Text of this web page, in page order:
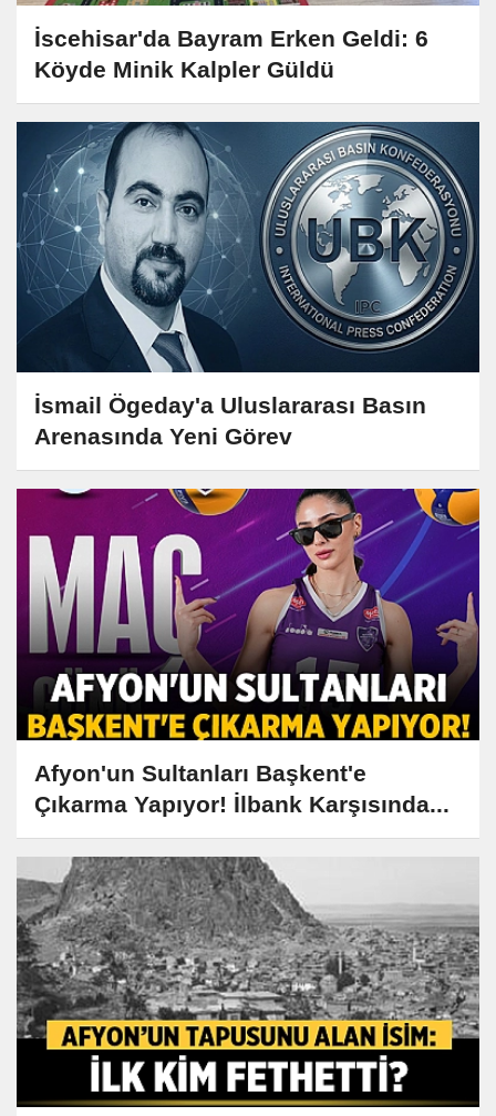
İscehisar'da Bayram Erken Geldi: 6
Köyde Minik Kalpler Güldü
İsmail Ögeday'a Uluslararası Basın
Arenasında Yeni Görev
Afyon'un Sultanları Başkent'e
Çıkarma Yapıyor! İlbank Karşısında...